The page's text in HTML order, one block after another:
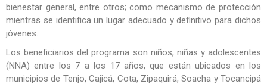
bienestar general, entre otros; como mecanismo de protección
mientras se identifica un lugar adecuado y definitivo para dichos
jóvenes.
Los beneficiarios del programa son niños, niñas y adolescentes
(NNA) entre los 7 a los 17 años, que están ubicados en los
municipios de Tenjo, Cajicá, Cota, Zipaquirá, Soacha y Tocancipá